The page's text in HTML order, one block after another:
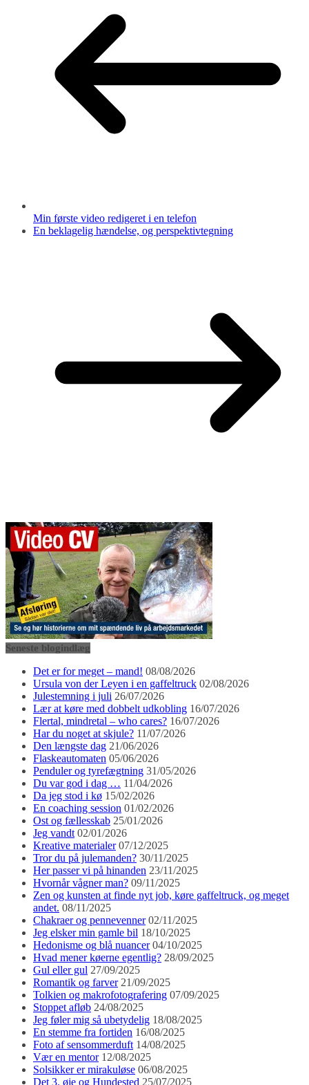
Min første video redigeret i en telefon
En beklagelig hændelse, og perspektivtegning
Seneste blogindlæg
Det er for meget – mand! 08/08/2026
Ursula von der Leyen i en gaffeltruck 02/08/2026
Julestemning i juli 26/07/2026
Lær at køre med dobbelt udkobling 16/07/2026
Flertal, mindretal – who cares? 16/07/2026
Har du noget at skjule? 11/07/2026
Den længste dag 21/06/2026
Flaskeautomaten 05/06/2026
Penduler og tyrefægtning 31/05/2026
Du var god i dag … 11/04/2026
Da jeg stod i kø 15/02/2026
En coaching session 01/02/2026
Ost og fællesskab 25/01/2026
Jeg vandt 02/01/2026
Kreative materialer 07/12/2025
Tror du på julemanden? 30/11/2025
Her passer vi på hinanden 23/11/2025
Hvornår vågner man? 09/11/2025
Zen og kunsten at finde nyt job, køre gaffeltruck, og meget
andet. 08/11/2025
Chakraer og pennevenner 02/11/2025
Jeg elsker min gamle bil 18/10/2025
Hedonisme og blå nuancer 04/10/2025
Hvad mener køerne egentlig? 28/09/2025
Gul eller gul 27/09/2025
Romantik og farver 21/09/2025
Tolkien og makrofotografering 07/09/2025
Stoppet afløb 24/08/2025
Jeg føler mig så ubetydelig 18/08/2025
En stemme fra fortiden 16/08/2025
Foto af sensommerduft 14/08/2025
Vær en mentor 12/08/2025
Solsikker er mirakuløse 06/08/2025
Det 3. øje og Hundested 25/07/2025